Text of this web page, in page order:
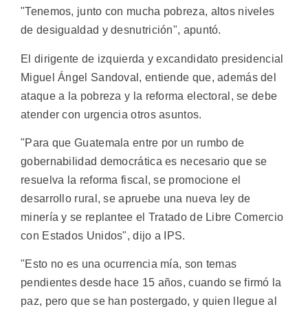
"Tenemos, junto con mucha pobreza, altos niveles
de desigualdad y desnutrición", apuntó.
El dirigente de izquierda y excandidato presidencial
Miguel Ángel Sandoval, entiende que, además del
ataque a la pobreza y la reforma electoral, se debe
atender con urgencia otros asuntos.
"Para que Guatemala entre por un rumbo de
gobernabilidad democrática es necesario que se
resuelva la reforma fiscal, se promocione el
desarrollo rural, se apruebe una nueva ley de
minería y se replantee el Tratado de Libre Comercio
con Estados Unidos", dijo a IPS.
"Esto no es una ocurrencia mía, son temas
pendientes desde hace 15 años, cuando se firmó la
paz, pero que se han postergado, y quien llegue al